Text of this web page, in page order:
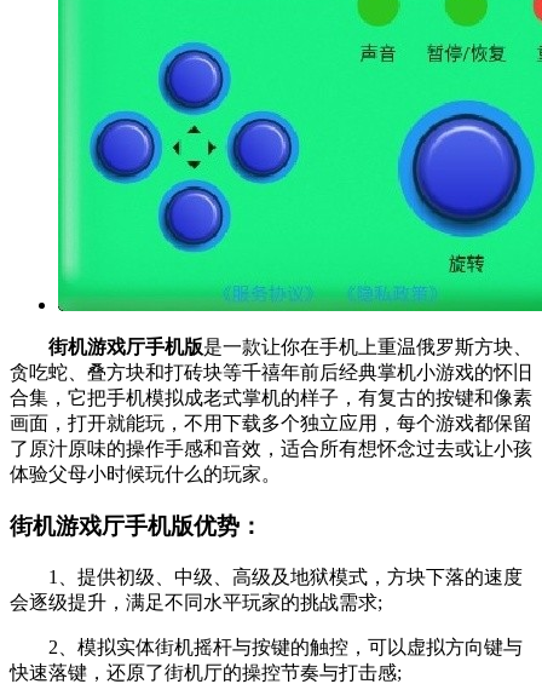
街机游戏厅手机版是一款让你在手机上重温俄罗斯方块、
贪吃蛇、叠方块和打砖块等千禧年前后经典掌机小游戏的怀旧
合集，它把手机模拟成老式掌机的样子，有复古的按键和像素
画面，打开就能玩，不用下载多个独立应用，每个游戏都保留
了原汁原味的操作手感和音效，适合所有想怀念过去或让小孩
体验父母小时候玩什么的玩家。
街机游戏厅手机版优势：
1、提供初级、中级、高级及地狱模式，方块下落的速度
会逐级提升，满足不同水平玩家的挑战需求;
2、模拟实体街机摇杆与按键的触控，可以虚拟方向键与
快速落键，还原了街机厅的操控节奏与打击感;